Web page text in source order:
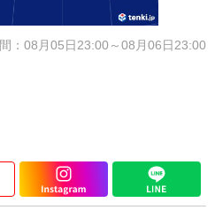
：08月05日23:00～08月06日23:00